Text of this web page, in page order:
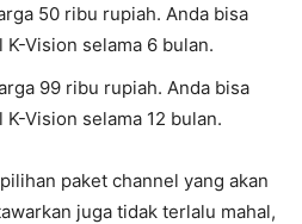
50 ribu rupiah. Anda bisa
Vision selama 6 bulan.
99 ribu rupiah. Anda bisa
Vision selama 12 bulan.
paket channel yang akan
juga tidak terlalu mahal,